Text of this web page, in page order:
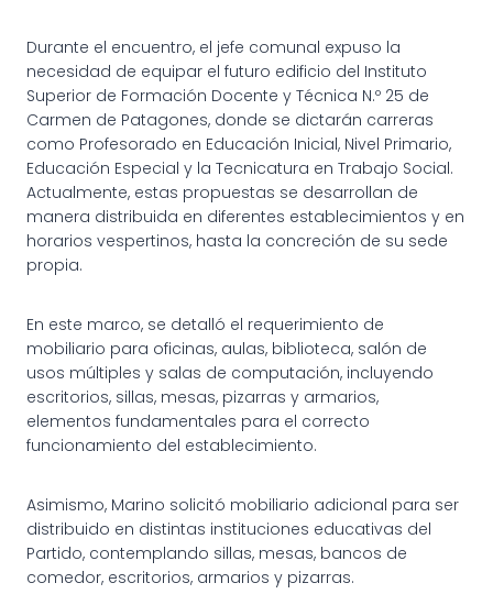
Durante el encuentro, el jefe comunal expuso la
necesidad de equipar el futuro edificio del Instituto
Superior de Formación Docente y Técnica N.º 25 de
Carmen de Patagones, donde se dictarán carreras
como Profesorado en Educación Inicial, Nivel Primario,
Educación Especial y la Tecnicatura en Trabajo Social.
Actualmente, estas propuestas se desarrollan de
manera distribuida en diferentes establecimientos y en
horarios vespertinos, hasta la concreción de su sede
propia.
En este marco, se detalló el requerimiento de
mobiliario para oficinas, aulas, biblioteca, salón de
usos múltiples y salas de computación, incluyendo
escritorios, sillas, mesas, pizarras y armarios,
elementos fundamentales para el correcto
funcionamiento del establecimiento.
Asimismo, Marino solicitó mobiliario adicional para ser
distribuido en distintas instituciones educativas del
Partido, contemplando sillas, mesas, bancos de
comedor, escritorios, armarios y pizarras.